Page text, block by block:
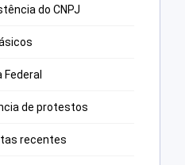
do CNPJ
de protestos
recentes